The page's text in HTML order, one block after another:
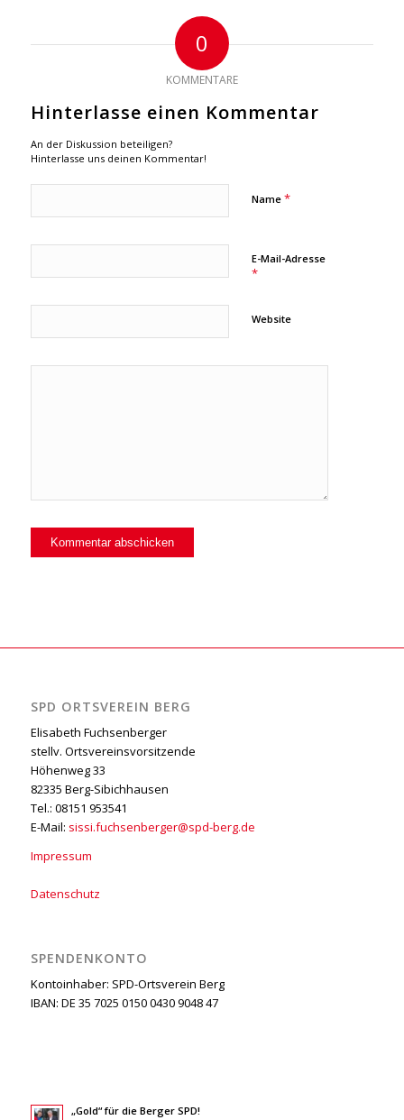
0
KOMMENTARE
Hinterlasse einen Kommentar
An der Diskussion beteiligen?
Hinterlasse uns deinen Kommentar!
Name *
E-Mail-Adresse
*
Website
SPD ORTSVEREIN BERG
Elisabeth Fuchsenberger
stellv. Ortsvereinsvorsitzende
Höhenweg 33
82335 Berg-Sibichhausen
Tel.: 08151 953541
E-Mail: sissi.fuchsenberger@spd-berg.de
Impressum
Datenschutz
SPENDENKONTO
Kontoinhaber: SPD-Ortsverein Berg
IBAN: DE 35 7025 0150 0430 9048 47
„Gold“ für die Berger SPD!